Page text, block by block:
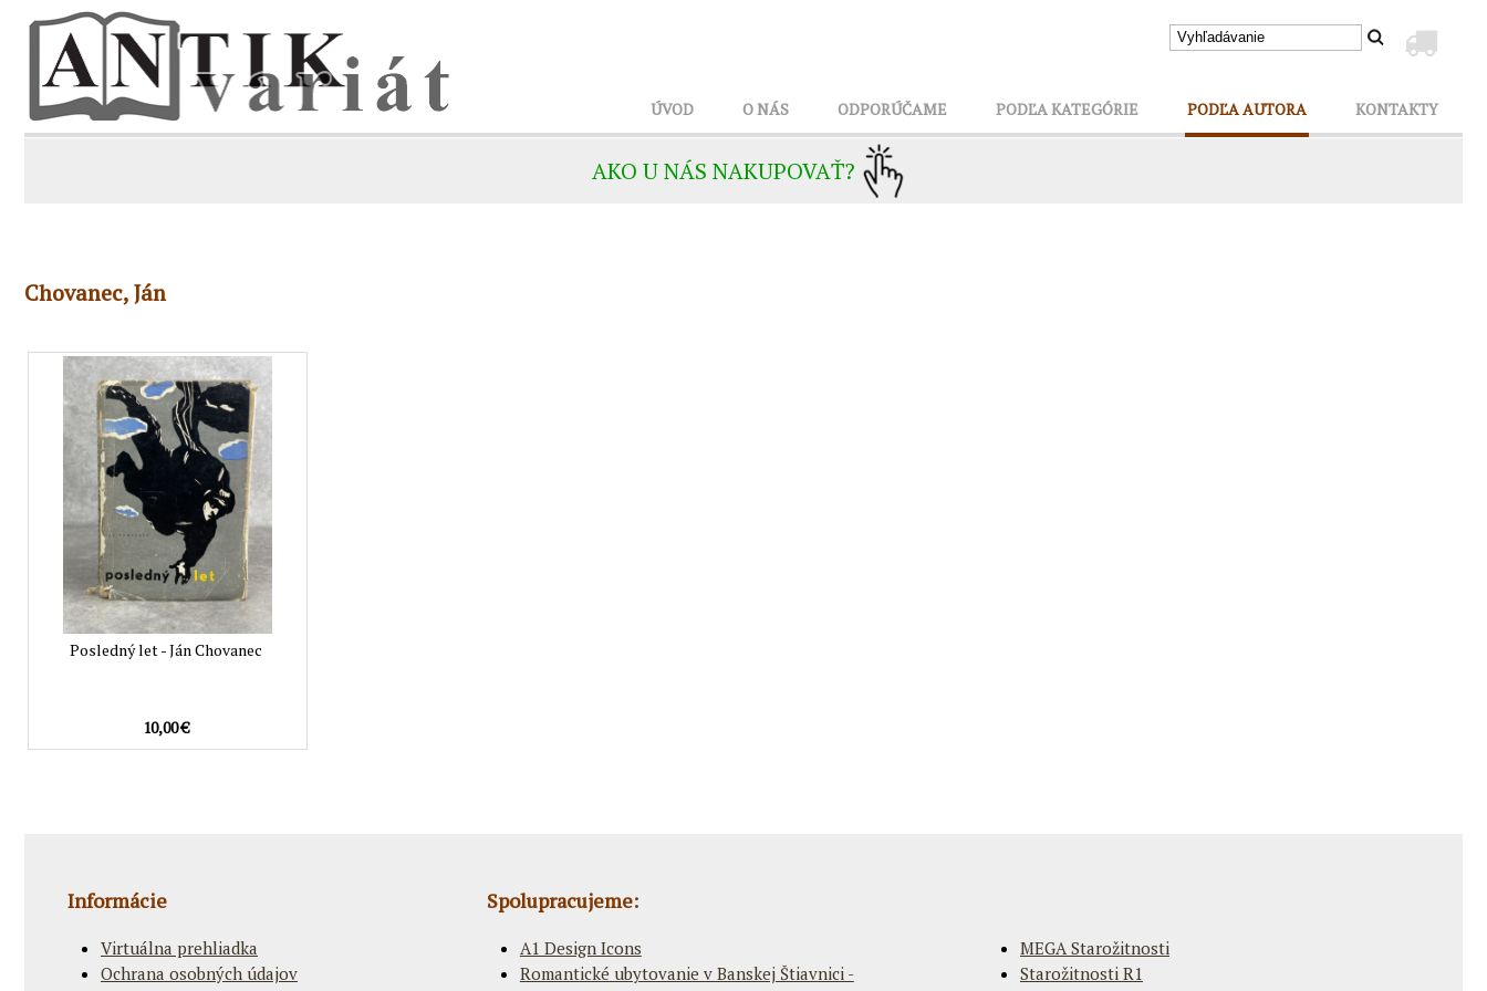
ÚVOD O NÁS ODPORÚČAME PODĽA KATEGÓRIE PODĽA AUTORA KONTAKTY
AKO U NÁS NAKUPOVAŤ?
Chovanec, Ján
Posledný let - Ján Chovanec
10,00 €
Informácie
Virtuálna prehliadka
Ochrana osobných údajov
Spolupracujeme:
A1 Design Icons
Romantické ubytovanie v Banskej Štiavnici -
MEGA Starožitnosti
Starožitnosti R1